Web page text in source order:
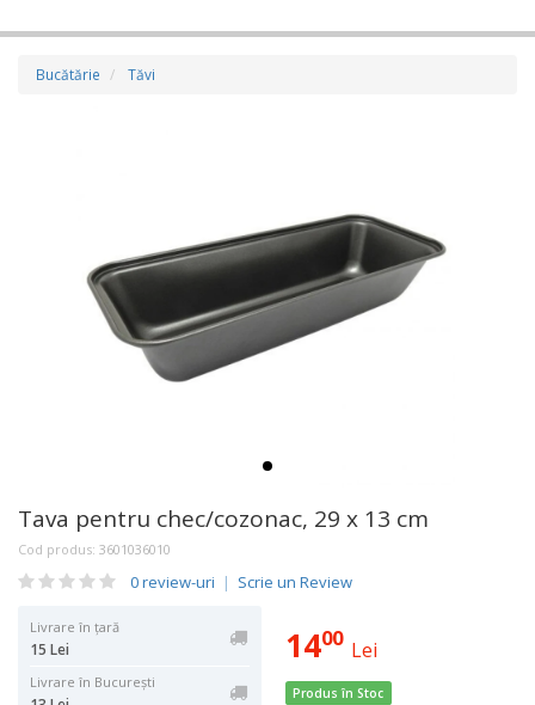
Bucătărie Tăvi
Tava pentru chec/cozonac, 29 x 13 cm
Cod produs: 3601036010
0 review-uri | Scrie un Review
Livrare în țară
15 Lei
Livrare în București
1400 Lei
Produs în Stoc